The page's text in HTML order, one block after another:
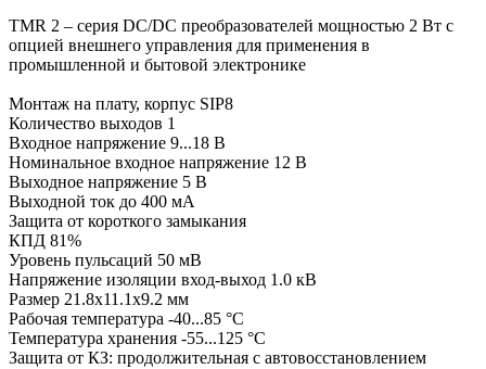
TMR 2 – серия DC/DC преобразователей мощностью 2 Вт с
опцией внешнего управления для применения в
промышленной и бытовой электронике
Монтаж на плату, корпус SIP8
Количество выходов 1
Входное напряжение 9...18 В
Номинальное входное напряжение 12 В
Выходное напряжение 5 В
Выходной ток до 400 мА
Защита от короткого замыкания
КПД 81%
Уровень пульсаций 50 мВ
Напряжение изоляции вход-выход 1.0 кВ
Размер 21.8x11.1x9.2 мм
Рабочая температура -40...85 °C
Температура хранения -55...125 °C
Защита от КЗ: продолжительная с автовосстановлением